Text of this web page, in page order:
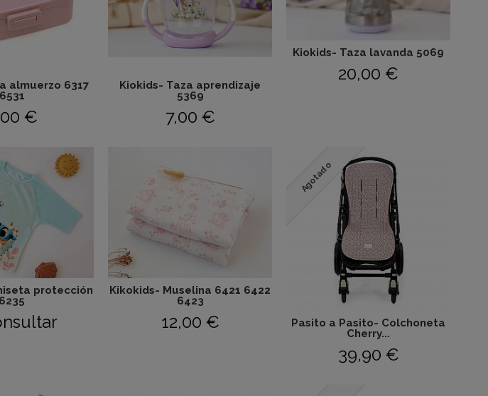
almuerzo 6317
6531
€
Kiokids- Taza aprendizaje
5369
7,00 €
Kiokids- Taza lavanda 5069
20,00 €
protección
6235
Kikokids- Muselina 6421 6422
6423
12,00 €
Agotado
Pasito a Pasito- Colchoneta
Cherry...
39,90 €